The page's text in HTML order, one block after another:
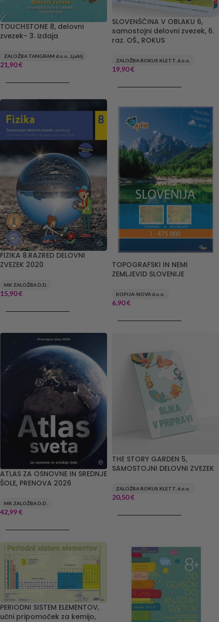
TOUCHSTONE 8, delovni
zvezek- 3. izdaja
ZALOŽBA TANGRAM d.o.o., Ljublj
21,90€
SLOVENŠČINA V OBLAKU 6,
samostojni delovni zvezek, 6.
raz. OŠ., ROKUS
ZALOŽBA ROKUS KLETT, d.o.o.
19,90€
FIZIKA 8.RAZRED DELOVNI
ZVEZEK 2020
MK ZALOŽBA D.D.
15,90€
TOPOGRAFSKI IN NEMI
ZEMLJEVID SLOVENIJE
KOPIJA-NOVA d.o.o.
6,90€
ATLAS ZA OSNOVNE IN SREDNJE
ŠOLE, PRENOVA 2026
MK ZALOŽBA D.D.
42,99€
THE STORY GARDEN 5,
SAMOSTOJNI DELOVNI ZVEZEK
ZALOŽBA ROKUS KLETT, d.o.o.
20,50€
PERIODNI SISTEM ELEMENTOV,
učni pripomoček za kemijo,